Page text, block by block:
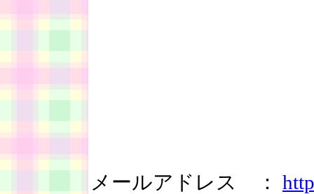
メールアドレス ：